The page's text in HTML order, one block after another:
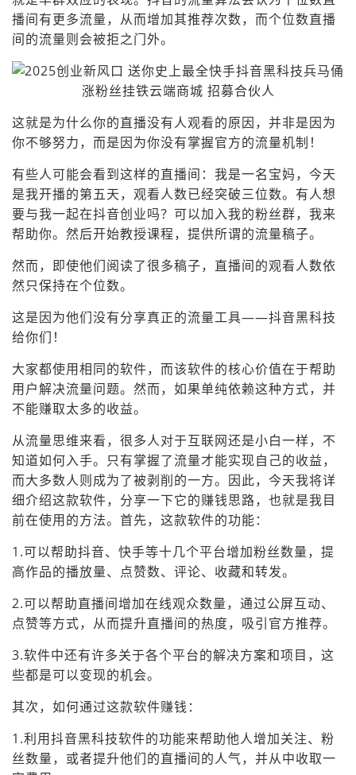
播间有更多流量，从而增加其推荐次数，而个位数直播
间的流量则会被拒之门外。
这就是为什么你的直播没有人观看的原因，并非是因为
你不够努力，而是因为你没有掌握官方的流量机制！
有些人可能会看到这样的直播间：我是一名宝妈，今天
是我开播的第五天，观看人数已经突破三位数。有人想
要与我一起在抖音创业吗？可以加入我的粉丝群，我来
帮助你。然后开始教授课程，提供所谓的流量稿子。
然而，即使他们阅读了很多稿子，直播间的观看人数依
然只保持在个位数。
这是因为他们没有分享真正的流量工具——抖音黑科技
给你们！
大家都使用相同的软件，而该软件的核心价值在于帮助
用户解决流量问题。然而，如果单纯依赖这种方式，并
不能赚取太多的收益。
从流量思维来看，很多人对于互联网还是小白一样，不
知道如何入手。只有掌握了流量才能实现自己的收益，
而大多数人则成为了被剥削的一方。因此，今天我将详
细介绍这款软件，分享一下它的赚钱思路，也就是我目
前在使用的方法。首先，这款软件的功能：
1.可以帮助抖音、快手等十几个平台增加粉丝数量，提
高作品的播放量、点赞数、评论、收藏和转发。
2.可以帮助直播间增加在线观众数量，通过公屏互动、
点赞等方式，从而提升直播间的热度，吸引官方推荐。
3.软件中还有许多关于各个平台的解决方案和项目，这
些都是可以变现的机会。
其次，如何通过这款软件赚钱：
1.利用抖音黑科技软件的功能来帮助他人增加关注、粉
丝数量，或者提升他们的直播间的人气，并从中收取一